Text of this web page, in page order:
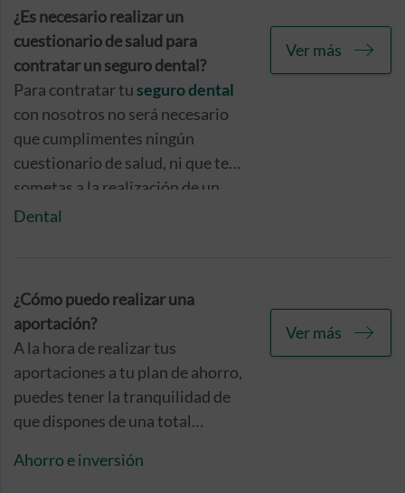
protege tus sistemas
informáticos y te asiste en caso
de necesidad.
¿Es necesario realizar un
cuestionario de salud para
contratar un seguro dental?
Para contratar tuseguro dental
con nosotros no será necesario
que cumplimentes ningún
cuestionario de salud, ni que te
sometas a la realización de un
certificado médico. Solamente
Dental
Ver más
¿Cómo puedo realizar una
aportación?
A la hora de realizar tus
aportaciones a tu plan de ahorro,
puedes tener la tranquilidad de
que dispones de una total
que consideres más cómoda y
Ahorro e inversión
Ver más